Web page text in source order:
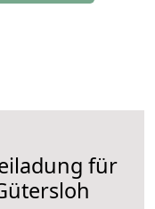
für